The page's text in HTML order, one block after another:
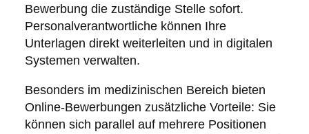
Bewerbung die zuständige Stelle sofort.
Personalverantwortliche können Ihre
Unterlagen direkt weiterleiten und in digitalen
Systemen verwalten.
Besonders im medizinischen Bereich bieten
Online-Bewerbungen zusätzliche Vorteile: Sie
können sich parallel auf mehrere Positionen